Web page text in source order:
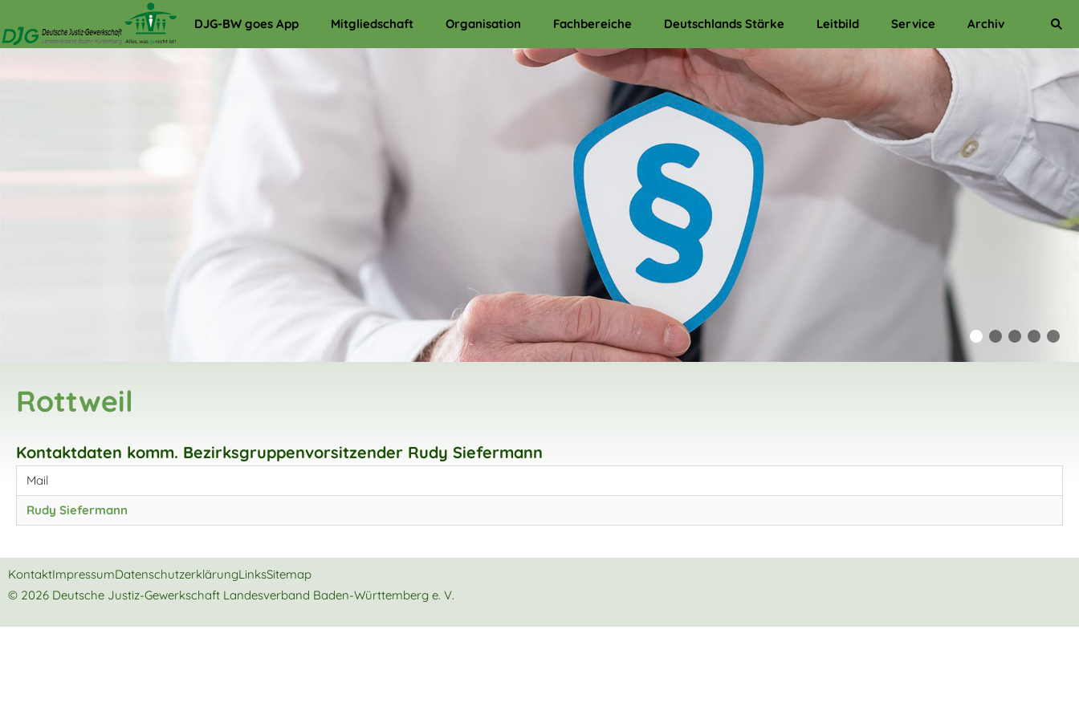
DJG-BW goes App Mitgliedschaft Organisation Fachbereiche Deutschlands Stärke Leitbild Service Archiv
Rottweil
Kontaktdaten komm. Bezirksgruppenvorsitzender Rudy Siefermann
Mail
Rudy Siefermann
KontaktImpressumDatenschutzerklärungLinksSitemap
© 2026 Deutsche Justiz-Gewerkschaft Landesverband Baden-Württemberg e. V.